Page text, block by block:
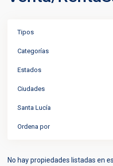
Tipos
Categorías
Estados
Ciudades
Santa Lucía
Ordena por
No hay propiedades listadas en